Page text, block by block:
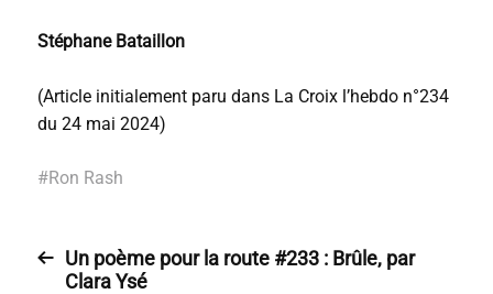
Stéphane Bataillon
(Article initialement paru dans La Croix l’hebdo n°234
du 24 mai 2024)
#Ron Rash
Un poème pour la route #233 : Brûle, par
Clara Ysé